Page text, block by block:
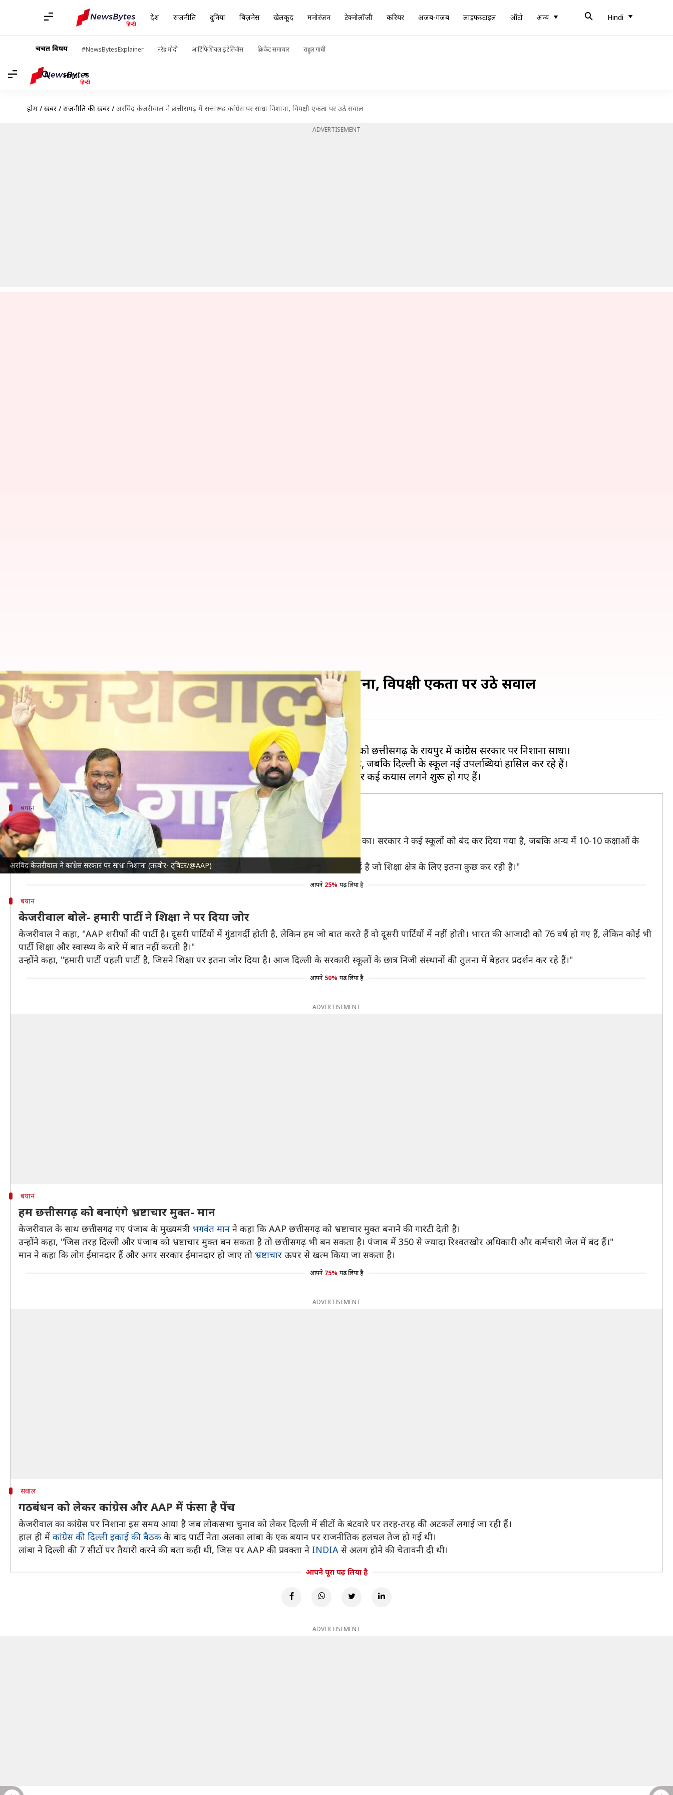
देश राजनीति दुनिया बिज़नेस खेलकूद मनोरंजन टेक्नोलॉजी करियर अजब-गजब लाइफस्टाइल ऑटो अन्य Hindi
चर्चित विषय #NewsBytesExplainer नरेंद्र मोदी आर्टिफिशियल इंटेलिजेंस क्रिकेट समाचार राहुल गांधी
Hindi
होम / खबरें / राजनीति की खबरें / अरविंद केजरीवाल ने छत्तीसगढ़ में सत्तारूढ़ कांग्रेस पर साधा निशाना, विपक्षी एकता पर उठे सवाल
ADVERTISEMENT
अरविंद केजरीवाल ने कांग्रेस सरकार पर साधा निशाना (तस्वीर- ट्विटर/@AAP)
अरविंद केजरीवाल ने छत्तीसगढ़ में सत्तारूढ़ कांग्रेस पर साधा निशाना, विपक्षी एकता पर उठे सवाल
लेखन सकुल गर्ग Aug 19, 2023 07:21 pm
क्या है खबर?
दिल्ली के मुख्यमंत्री औरआम आदमी पार्टी (AAP)के राष्ट्रीय संयोजक अरविंद केजरीवालने शनिवार को छत्तीसगढ़ के रायपुर में कांग्रेस सरकार पर निशाना साधा।
उन्होंने कहा कि छत्तीसगढ़ में सरकारी स्कूलों का बुरा हाल है और कई स्कूलों को बंद कर दिया गया है, जबकि दिल्ली के स्कूल नई उपलब्धियां हासिल कर रहे हैं।
केजरीवाल के बयान के बाद विपक्षी गठबंधन INDIA में शामिल
कांग्रेस
बयान
छत्तीसगढ़ में नहीं मिल रहा शिक्षकों को वेतन- केजरीवाल
केजरीवाल ने कहा, "यहां आने से पहले मैं एक रिपोर्ट पढ़ रहा था। बुरा हाल हैछत्तीसगढ़
के सरकारी स्कूलों का। सरकार ने कई स्कूलों को बंद कर दिया गया है, जबकि अन्य में 10-10 कक्षाओं के
लिए केवल एक शिक्षक है। शिक्षकों को महीनों से वेतन नहीं मिल रहा है।"
उन्होंने आगे कहा, "दिल्लीके सरकारी स्कूलों का हाल देखिए। आजादी के बाद पहली बार ऐसी सरकार आई है जो शिक्षा क्षेत्र के लिए इतना कुछ कर रही है।"
आपने 25% पढ़ लिया है
बयान
केजरीवाल बोले- हमारी पार्टी ने शिक्षा ने पर दिया जोर
केजरीवाल ने कहा, "AAP शरीफों की पार्टी है। दूसरी पार्टियों में गुंडागर्दी होती है, लेकिन हम जो बात करते हैं वो दूसरी पार्टियों में नहीं होती। भारत की आजादी को 76 वर्ष हो गए हैं, लेकिन कोई भी
पार्टी शिक्षा और स्वास्थ्य के बारे में बात नहीं करती है।"
उन्होंने कहा, "हमारी पार्टी पहली पार्टी है, जिसने शिक्षा पर इतना जोर दिया है। आज दिल्ली के सरकारी स्कूलों के छात्र निजी संस्थानों की तुलना में बेहतर प्रदर्शन कर रहे हैं।"
आपने 50% पढ़ लिया है
ADVERTISEMENT
बयान
हम छत्तीसगढ़ को बनाएंगे भ्रष्टाचार मुक्त- मान
केजरीवाल के साथ छत्तीसगढ़ गए पंजाब के मुख्यमंत्री भगवंत मान ने कहा कि AAP छत्तीसगढ़ को भ्रष्टाचार मुक्त बनाने की गारंटी देती है।
उन्होंने कहा, "जिस तरह दिल्ली और पंजाब को भ्रष्टाचार मुक्त बन सकता है तो छत्तीसगढ़ भी बन सकता है। पंजाब में 350 से ज्यादा रिश्वतखोर अधिकारी और कर्मचारी जेल में बंद हैं।"
मान ने कहा कि लोग ईमानदार हैं और अगर सरकार ईमानदार हो जाए तो भ्रष्टाचार ऊपर से खत्म किया जा सकता है।
आपने 75% पढ़ लिया है
ADVERTISEMENT
सवाल
गठबंधन को लेकर कांग्रेस और AAP में फंसा है पेंच
केजरीवाल का कांग्रेस पर निशाना इस समय आया है जब लोकसभा चुनाव को लेकर दिल्ली में सीटों के बंटवारे पर तरह-तरह की अटकलें लगाई जा रही हैं।
हाल ही में कांग्रेस की दिल्ली इकाई की बैठक के बाद पार्टी नेता अलका लांबा के एक बयान पर राजनीतिक हलचल तेज हो गई थी।
लांबा ने दिल्ली की 7 सीटों पर तैयारी करने की बता कही थी, जिस पर AAP की प्रवक्ता ने INDIA से अलग होने की चेतावनी दी थी।
आपने पूरा पढ़ लिया है
ADVERTISEMENT